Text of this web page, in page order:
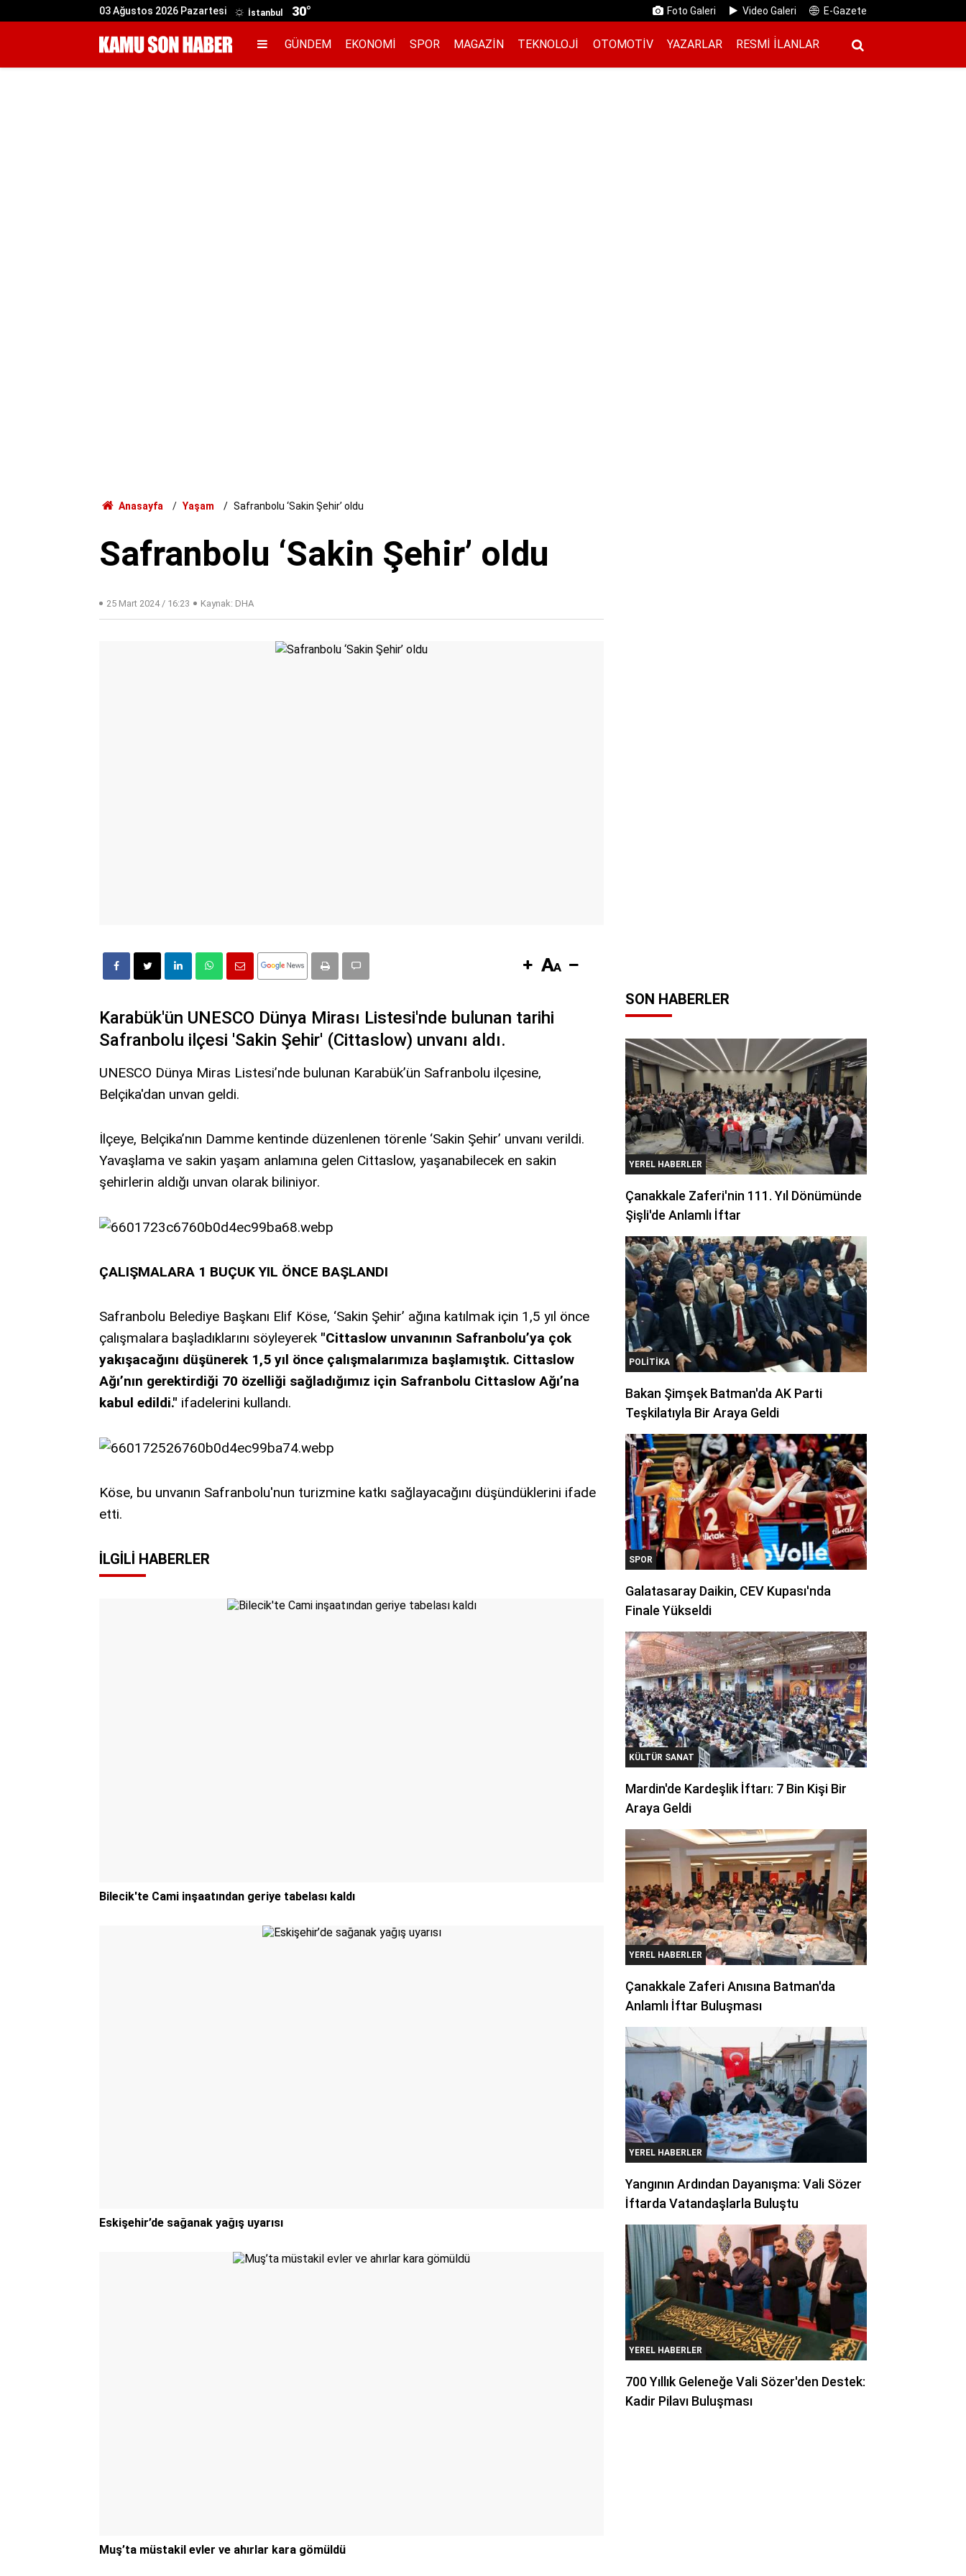
03 Ağustos 2026 Pazartesi İstanbul 30° Foto Galeri Video Galeri E-Gazete
GÜNDEM EKONOMI SPOR MAGAZIN TEKNOLOJI OTOMOTIV YAZARLAR RESMI İ̇LANLAR
Anasayfa Yaşam Safranbolu ‘Sakin Şehir’ oldu
Safranbolu ‘Sakin Şehir’ oldu
25 Mart 2024 / 16:23 Kaynak: DHA
Karabük'ün UNESCO Dünya Mirası Listesi'nde bulunan tarihi
Safranbolu ilçesi 'Sakin Şehir' (Cittaslow) unvanı aldı.
UNESCO Dünya Miras Listesi’nde bulunan Karabük’ün Safranbolu ilçesine,
Belçika'dan unvan geldi.
İlçeye, Belçika’nın Damme kentinde düzenlenen törenle ‘Sakin Şehir’ unvanı verildi.
Yavaşlama ve sakin yaşam anlamına gelen Cittaslow, yaşanabilecek en sakin
şehirlerin aldığı unvan olarak biliniyor.
ÇALIŞMALARA 1 BUÇUK YIL ÖNCE BAŞLANDI
Safranbolu Belediye Başkanı Elif Köse, ‘Sakin Şehir’ ağına katılmak için 1,5 yıl önce
çalışmalara başladıklarını söyleyerek "Cittaslow unvanının Safranbolu’ya çok
yakışacağını düşünerek 1,5 yıl önce çalışmalarımıza başlamıştık. Cittaslow
Ağı’nın gerektirdiği 70 özelliği sağladığımız için Safranbolu Cittaslow Ağı’na
kabul edildi." ifadelerini kullandı.
Köse, bu unvanın Safranbolu'nun turizmine katkı sağlayacağını düşündüklerini ifade
etti.
İLGILI HABERLER
Bilecik'te Cami inşaatından geriye tabelası kaldı
Eskişehir’de sağanak yağış uyarısı
Muş’ta müstakil evler ve ahırlar kara gömüldü
SON HABERLER
YEREL HABERLER
Çanakkale Zaferi'nin 111. Yıl Dönümünde
Şişli'de Anlamlı İftar
POLITIKA
Bakan Şimşek Batman'da AK Parti
Teşkilatıyla Bir Araya Geldi
SPOR
Galatasaray Daikin, CEV Kupası'nda
Finale Yükseldi
KÜLTÜR SANAT
Mardin'de Kardeşlik İftarı: 7 Bin Kişi Bir
Araya Geldi
YEREL HABERLER
Çanakkale Zaferi Anısına Batman'da
Anlamlı İftar Buluşması
YEREL HABERLER
Yangının Ardından Dayanışma: Vali Sözer
İftarda Vatandaşlarla Buluştu
YEREL HABERLER
700 Yıllık Geleneğe Vali Sözer'den Destek:
Kadir Pilavı Buluşması